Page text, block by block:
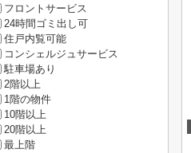
フロントサービス
24時間ゴミ出し可
住戸内覧可能
コンシェルジュサービス
駐車場あり
2階以上
1階の物件
10階以上
20階以上
最上階